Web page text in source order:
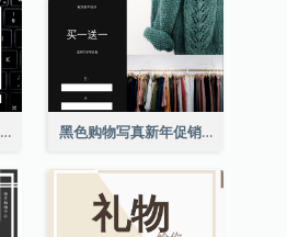
黑白电脑照片新年礼品卡 黑色购物写真新年促销礼品卡